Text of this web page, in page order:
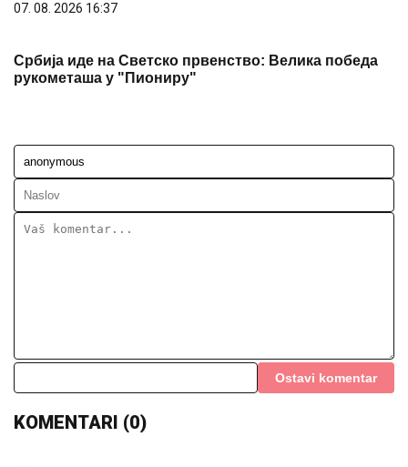
07. 08. 2026 16:37
Србија иде на Светско првенство: Велика победа
рукометаша у "Пиониру"
Ostavi komentar
KOMENTARI (0)